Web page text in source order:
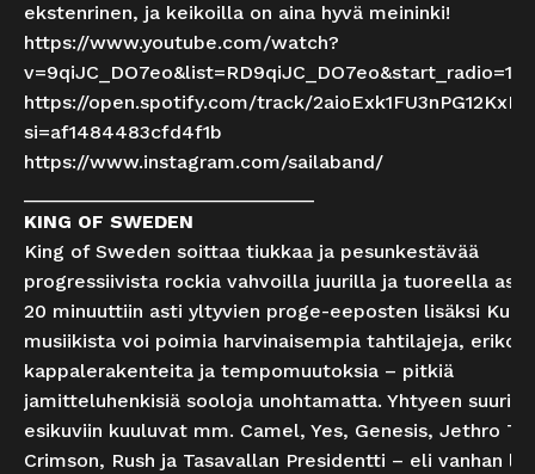
ekstenrinen, ja keikoilla on aina hyvä meininki!
https://www.youtube.com/watch?
v=9qiJC_DO7eo&list=RD9qiJC_DO7eo&start_radio=1
https://open.spotify.com/track/
si=af1484483cfd4f1b
https://www.instagram.com/sailaband/
KING OF SWEDEN
King of Sweden soittaa tiukkaa ja pesunkestävää
progressiivista rockia vahvoilla juurilla ja tuoreella
20 minuuttiin asti yltyvien proge-eeposten lisäksi
musiikista voi poimia harvinaisempia tahtilajeja,
kappalerakenteita ja tempomuutoksia – pitkiä
jamitteluhenkisiä sooloja unohtamatta. Yhtyeen
esikuviin kuuluvat mm. Camel, Yes, Genesis, Jethro
Crimson, Rush ja Tasavallan Presidentti – eli vanhan